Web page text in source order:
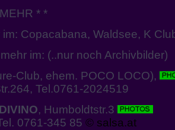
* *
Copacabana, Waldsee, K
im: (..nur noch Archivbilder)
Club, ehem. POCO LOCO),
Tel.0761-2024519
DIVINO, Humboldtstr.3
0761-345 85 © salsa.at